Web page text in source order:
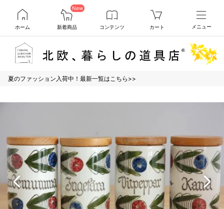
ホーム
New
新着商品 コンテンツ カート メニュー
夏のファッション入荷中！最新一覧はこちら>>